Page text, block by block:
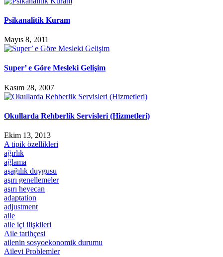
Psikanalitik Kuram
Mayıs 8, 2011
Super’ e Göre Mesleki Gelişim
Kasım 28, 2007
Okullarda Rehberlik Servisleri (Hizmetleri)
Ekim 13, 2013
A tipik özellikleri
ağırlık
ağlama
aşağılık duygusu
aşırı genellemeler
aşırı heyecan
adaptation
adjustment
aile
aile içi ilişkileri
Aile tarihçesi
ailenin sosyoekonomik durumu
Ailevi Problemler